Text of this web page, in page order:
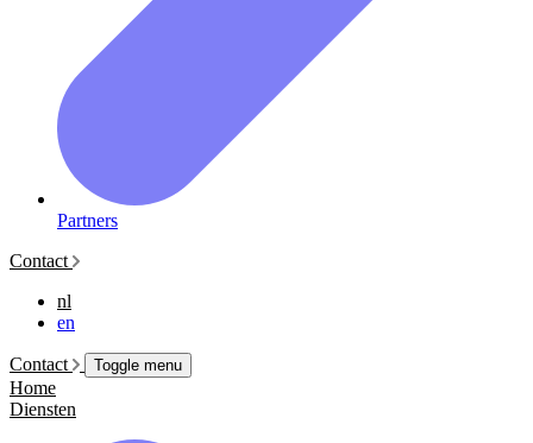
Partners
Contact
nl
en
Contact Toggle menu
Home
Diensten